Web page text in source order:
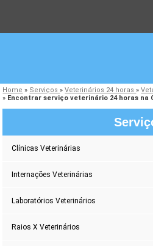
Home » Serviços»Veterinários 24 horas»
» Encontrar serviço veterinário 24 horas na
Clínicas Veterinárias
Internações Veterinárias
Laboratórios Veterinários
Raios X Veterinários